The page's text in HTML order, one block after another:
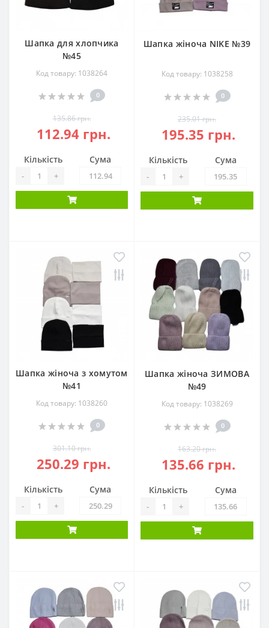
Шапка для хлопчика
№45
Код товару: 1038264
0
135.86 грн.
112.94 грн.
Кількість
- +
Сума
Шапка жіноча NIKE №39
Код товару: 1038258
0
235.01 грн.
195.35 грн.
Кількість
- +
Сума
Шапка жіноча з хомутом
№41
Код товару: 1038260
0
301.10 грн.
250.29 грн.
Кількість
- +
Сума
Шапка жіноча ЗИМОВА
№49
Код товару: 1038269
0
163.20 грн.
135.66 грн.
Кількість
- +
Сума